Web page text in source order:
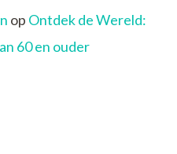
op Ontdek de Wereld:
60 en ouder